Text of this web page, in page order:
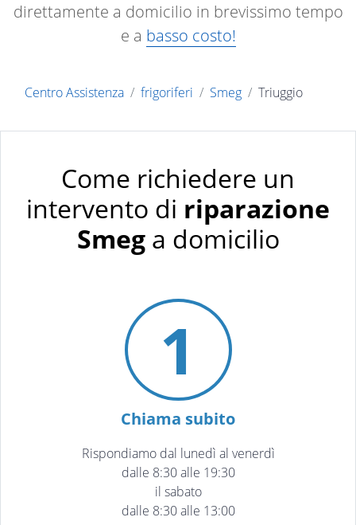
direttamente a domicilio in brevissimo tempo
e a basso costo!
Centro Assistenza frigoriferi Smeg Triuggio
Come richiedere un
intervento di riparazione
Smega domicilio
1
Chiama subito
Rispondiamo dal lunedì al venerdì
dalle 8:30 alle 19:30
il sabato
dalle 8:30 alle 13:00